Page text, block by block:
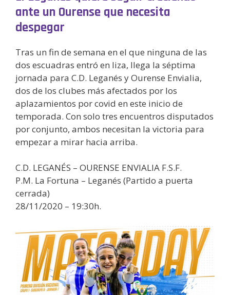
ante un Ourense que necesita
despegar
Tras un fin de semana en el que ninguna de las
dos escuadras entró en liza, llega la séptima
jornada para C.D. Leganés y Ourense Envialia,
dos de los clubes más afectados por los
aplazamientos por covid en este inicio de
temporada. Con solo tres encuentros disputados
por conjunto, ambos necesitan la victoria para
empezar a mirar hacia arriba.
C.D. LEGANÉS – OURENSE ENVIALIA F.S.F.
P.M. La Fortuna – Leganés (Partido a puerta
cerrada)
28/11/2020 – 19:30h.